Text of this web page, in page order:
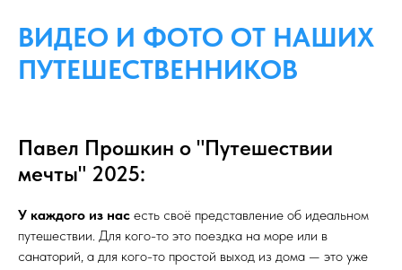
ВИДЕО И ФОТО ОТ НАШИХ
ПУТЕШЕСТВЕННИКОВ
Павел Прошкин о "Путешествии
мечты" 2025:
У каждого из нас есть своё представление об идеальном
путешествии. Для кого-то это поездка на море или в
санаторий, а для кого-то простой выход из дома — это уже